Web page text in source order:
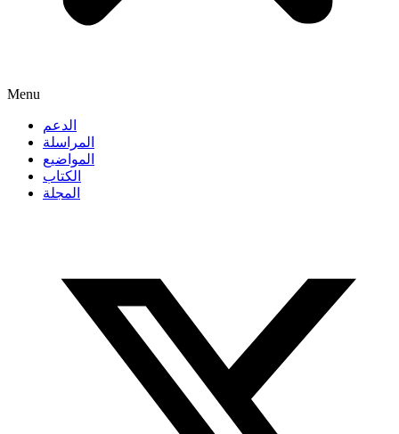
Menu
الدعم
المراسلة
المواضيع
الكتاب
المجلة